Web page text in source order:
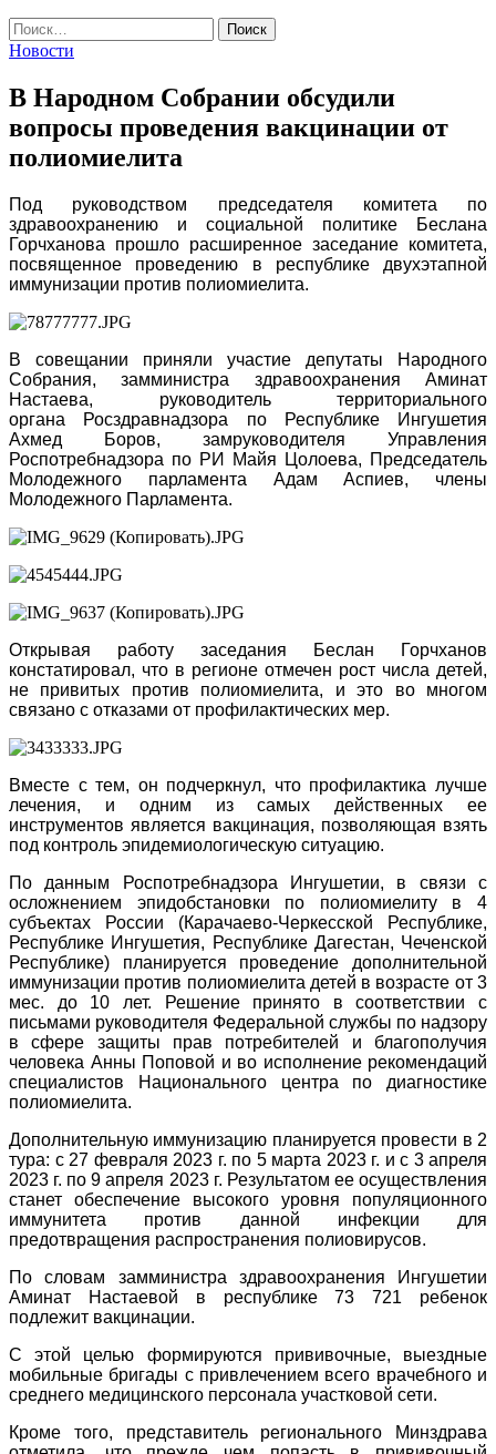
Найти:
Новости
В Народном Собрании обсудили
вопросы проведения вакцинации от
полиомиелита
Под руководством председателя комитета по
здравоохранению и социальной политике Беслана
Горчханова прошло расширенное заседание комитета,
посвященное проведению в республике двухэтапной
иммунизации против полиомиелита.
В совещании приняли участие депутаты Народного
Собрания, замминистра здравоохранения Аминат
Настаева, руководитель территориального
органа Росздравнадзора по Республике Ингушетия
Ахмед Боров, замруководителя Управления
Роспотребнадзора по РИ Майя Цолоева, Председатель
Молодежного парламента Адам Аспиев, члены
Молодежного Парламента.
Открывая работу заседания Беслан Горчханов
констатировал, что в регионе отмечен рост числа детей,
не привитых против полиомиелита, и это во многом
связано с отказами от профилактических мер.
Вместе с тем, он подчеркнул, что профилактика лучше
лечения, и одним из самых действенных ее
инструментов является вакцинация, позволяющая взять
под контроль эпидемиологическую ситуацию.
По данным Роспотребнадзора Ингушетии, в связи с
осложнением эпидобстановки по полиомиелиту в 4
субъектах России (Карачаево-Черкесской Республике,
Республике Ингушетия, Республике Дагестан, Чеченской
Республике) планируется проведение дополнительной
иммунизации против полиомиелита детей в возрасте от 3
мес. до 10 лет. Решение принято в соответствии с
письмами руководителя Федеральной службы по надзору
в сфере защиты прав потребителей и благополучия
человека Анны Поповой и во исполнение рекомендаций
специалистов Национального центра по диагностике
полиомиелита.
Дополнительную иммунизацию планируется провести в 2
тура: с 27 февраля 2023 г. по 5 марта 2023 г. и с 3 апреля
2023 г. по 9 апреля 2023 г. Результатом ее осуществления
станет обеспечение высокого уровня популяционного
иммунитета против данной инфекции для
предотвращения распространения полиовирусов.
По словам замминистра здравоохранения Ингушетии
Аминат Настаевой в республике 73 721 ребенок
подлежит вакцинации.
С этой целью формируются прививочные, выездные
мобильные бригады с привлечением всего врачебного и
среднего медицинского персонала участковой сети.
Кроме того, представитель регионального Минздрава